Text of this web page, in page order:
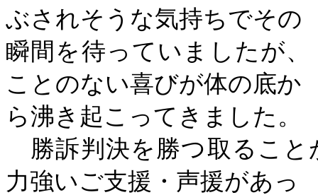
ぶされそうな気持ちでその
瞬間を待っていましたが
ことのない喜びが体の底か
ら沸き起こってきました。
勝訴判決を勝つ取ること
力強いご支援・声援があっ